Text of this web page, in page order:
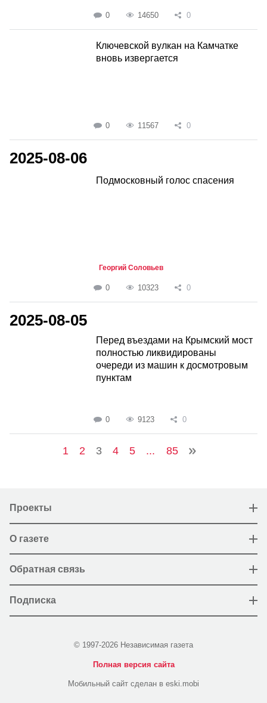
0 14650 0
Ключевской вулкан на Камчатке
вновь извергается
0 11567 0
2025-08-06
Подмосковный голос спасения
Георгий Соловьев
0 10323 0
2025-08-05
Перед въездами на Крымский мост
полностью ликвидированы
очереди из машин к досмотровым
пунктам
0 9123 0
1 2 3 4 5 ... 85
Проекты
О газете
Обратная связь
Подписка
© 1997-2026 Независимая газета
Полная версия сайта
Мобильный сайт сделан в eski.mobi